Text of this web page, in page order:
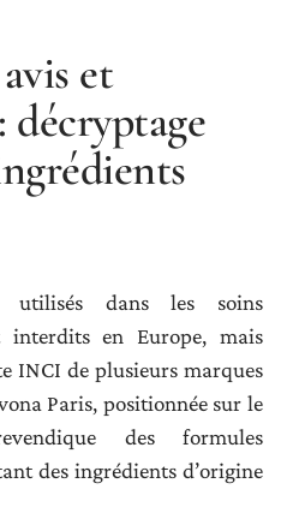
et
utilisés dans les soins
interdits en Europe, mais
INCI de plusieurs marques
Paris, positionnée sur le
des formules
des ingrédients d’origine